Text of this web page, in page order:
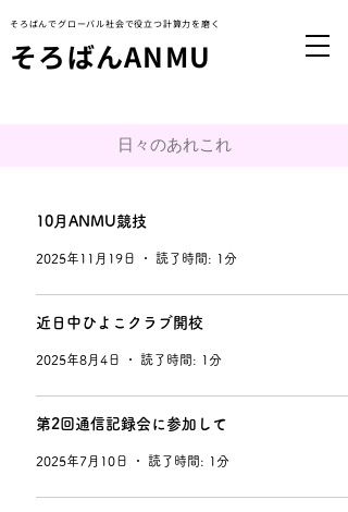
​そろばんでグローバル社会で役立つ計算力を磨く
​そろばんANMU
​日々のあれこれ
10月ANMU競技
2025年11月19日 読了時間: 1分
近日中ひよこクラブ開校
2025年8月4日 読了時間: 1分
第2回通信記録会に参加して
2025年7月10日 読了時間: 1分